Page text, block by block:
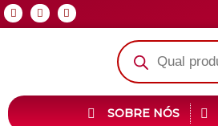
SOBRE NÓS